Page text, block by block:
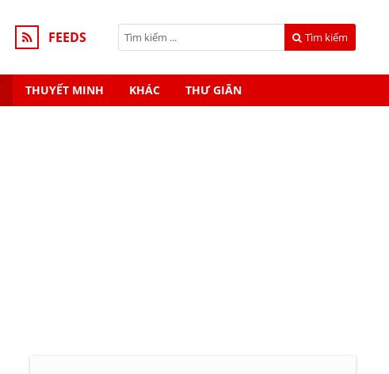
FEEDS Tìm kiếm
THUYẾT MINH KHÁC THƯ GIÃN